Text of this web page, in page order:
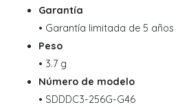
Garantía
• Garantía limitada de 5 años
Peso
• 3.7 g
Número de modelo
• SDDDC3-256G-G46